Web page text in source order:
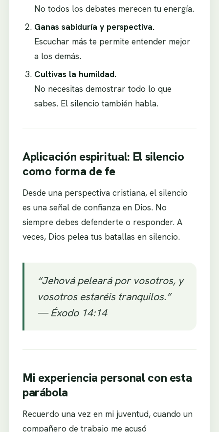
No todos los debates merecen tu energía.
Ganas sabiduría y perspectiva.
Escuchar más te permite entender mejor
a los demás.
Cultivas la humildad.
No necesitas demostrar todo lo que
sabes. El silencio también habla.
Aplicación espiritual: El silencio
como forma de fe
Desde una perspectiva cristiana, el silencio
es una señal de confianza en Dios. No
siempre debes defenderte o responder. A
veces, Dios pelea tus batallas en silencio.
“Jehová peleará por vosotros, y
vosotros estaréis tranquilos.”
— Éxodo 14:14
Mi experiencia personal con esta
parábola
Recuerdo una vez en mi juventud, cuando un
compañero de trabajo me acusó